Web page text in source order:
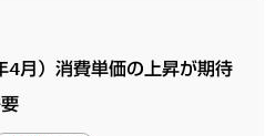
月）消費単価の上昇が期待